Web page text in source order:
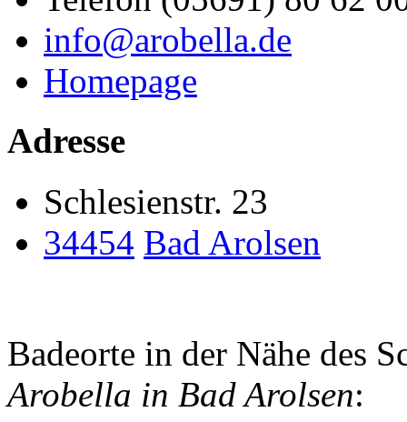
info@arobella.de
Homepage
Adresse
Schlesienstr. 23
34454 Bad Arolsen
Badeorte in der Nähe des
Arobella in Bad Arolsen: